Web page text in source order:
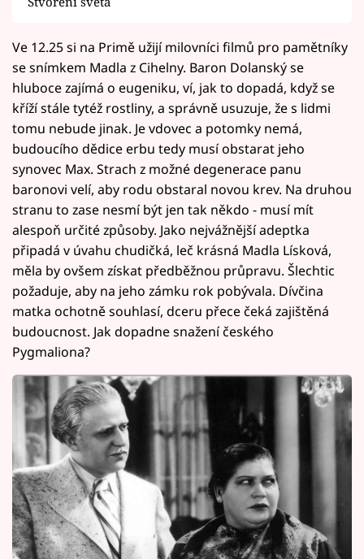
Ve 12.25 si na Primě užijí milovníci filmů pro pamětníky
se snímkem Madla z Cihelny. Baron Dolanský se
hluboce zajímá o eugeniku, ví, jak to dopadá, když se
kříží stále tytéž rostliny, a správně usuzuje, že s lidmi
tomu nebude jinak. Je vdovec a potomky nemá,
budoucího dědice erbu tedy musí obstarat jeho
synovec Max. Strach z možné degenerace panu
baronovi velí, aby rodu obstaral novou krev. Na druhou
stranu to zase nesmí být jen tak někdo - musí mít
alespoň určité způsoby. Jako nejvážnější adeptka
připadá v úvahu chudičká, leč krásná Madla Lísková,
měla by ovšem získat předběžnou průpravu. Šlechtic
požaduje, aby na jeho zámku rok pobývala. Dívčina
matka ochotně souhlasí, dceru přece čeká zajištěná
budoucnost. Jak dopadne snažení českého
Pygmaliona?